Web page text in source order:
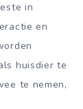
in
en
huisdier te
te nemen,